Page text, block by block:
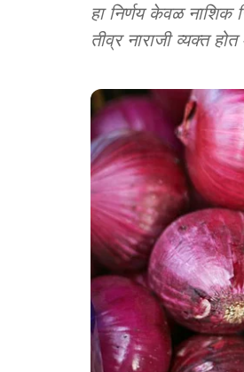
हा निर्णय केवळ नाशिक
तीव्र नाराजी व्यक्त